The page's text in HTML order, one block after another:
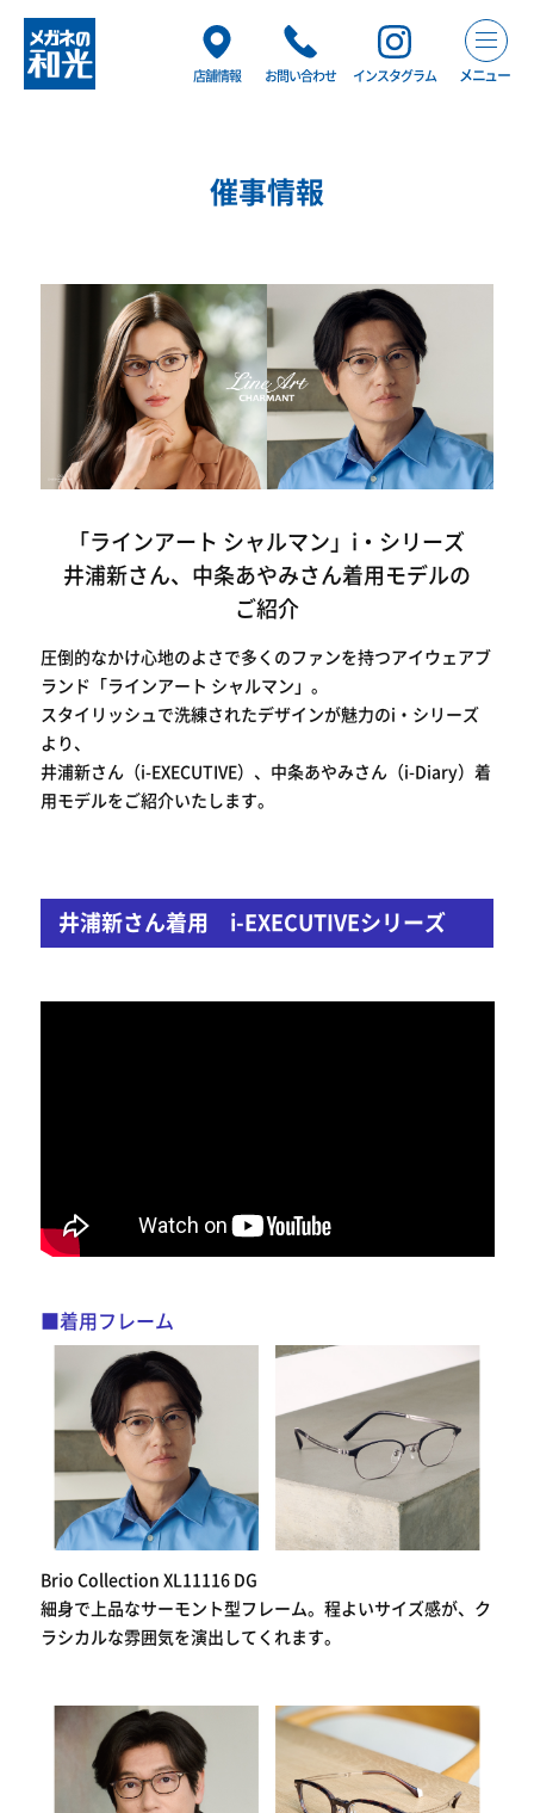
店舗情報 お問い合わせ インスタグラム メニュー
催事情報
「ラインアート シャルマン」i・シリーズ
井浦新さん、中条あやみさん着用モデルの
ご紹介
圧倒的なかけ心地のよさで多くのファンを持つアイウェアブ
ランド「ラインアート シャルマン」。
スタイリッシュで洗練されたデザインが魅力のi・シリーズ
より、
井浦新さん（i-EXECUTIVE）、中条あやみさん（i-Diary）着
用モデルをご紹介いたします。
井浦新さん着用 i-EXECUTIVEシリーズ
■着用フレーム
Brio Collection XL11116 DG
細身で上品なサーモント型フレーム。程よいサイズ感が、ク
ラシカルな雰囲気を演出してくれます。